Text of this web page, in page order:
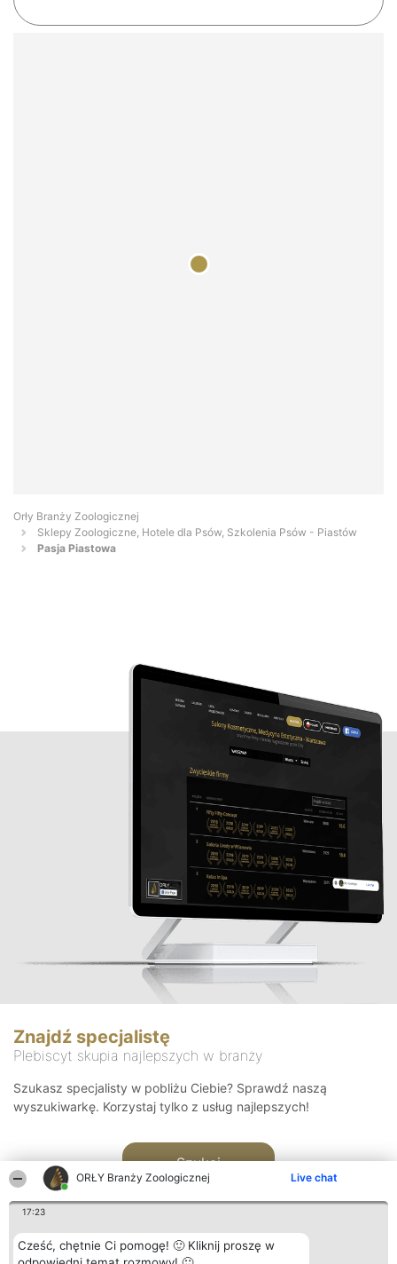
ORŁY Branży Zoologicznej Live chat
17:23
Cześć, chętnie Ci pomogę! 🙂 Kliknij proszę w
Orły Branży Zoologicznej
Sklepy Zoologiczne, Hotele dla Psów, Szkolenia Psów - Piastów
Pasja Piastowa
Znajdź specjalistę
Plebiscyt skupia najlepszych w branży
Szukasz specjalisty w pobliżu Ciebie? Sprawdź naszą
wyszukiwarkę. Korzystaj tylko z usług najlepszych!
Szukaj